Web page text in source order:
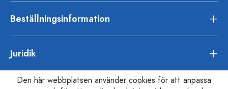
Beställningsinformation
Juridik
Den här webbplatsen använder cookies för att anpassa